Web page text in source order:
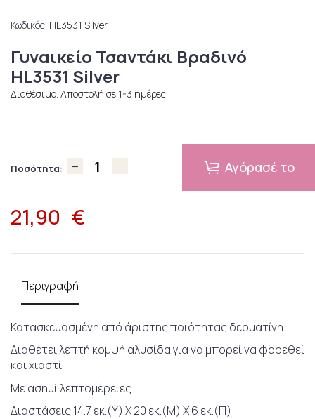
Κωδικός: HL3531 Silver
Γυναικείο Τσαντάκι Βραδινό
HL3531 Silver
Διαθέσιμο. Αποστολή σε 1-3 ημέρες.
Ποσότητα: Αγόρασέ το
21,90 €
Περιγραφή
Κατασκευασμένη από άριστης ποιότητας δερματίνη.
Διαθέτει λεπτή κομψή αλυσίδα για να μπορεί να φορεθεί
και χιαστί.
Με ασημί λεπτομέρειες
Διαστάσεις 14.7 εκ.(Υ) Χ 20 εκ.(Μ) Χ 6 εκ.(Π)